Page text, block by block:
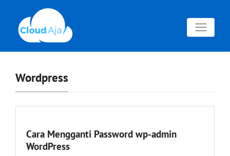
Wordpress
Cara Mengganti Password wp-admin
WordPress